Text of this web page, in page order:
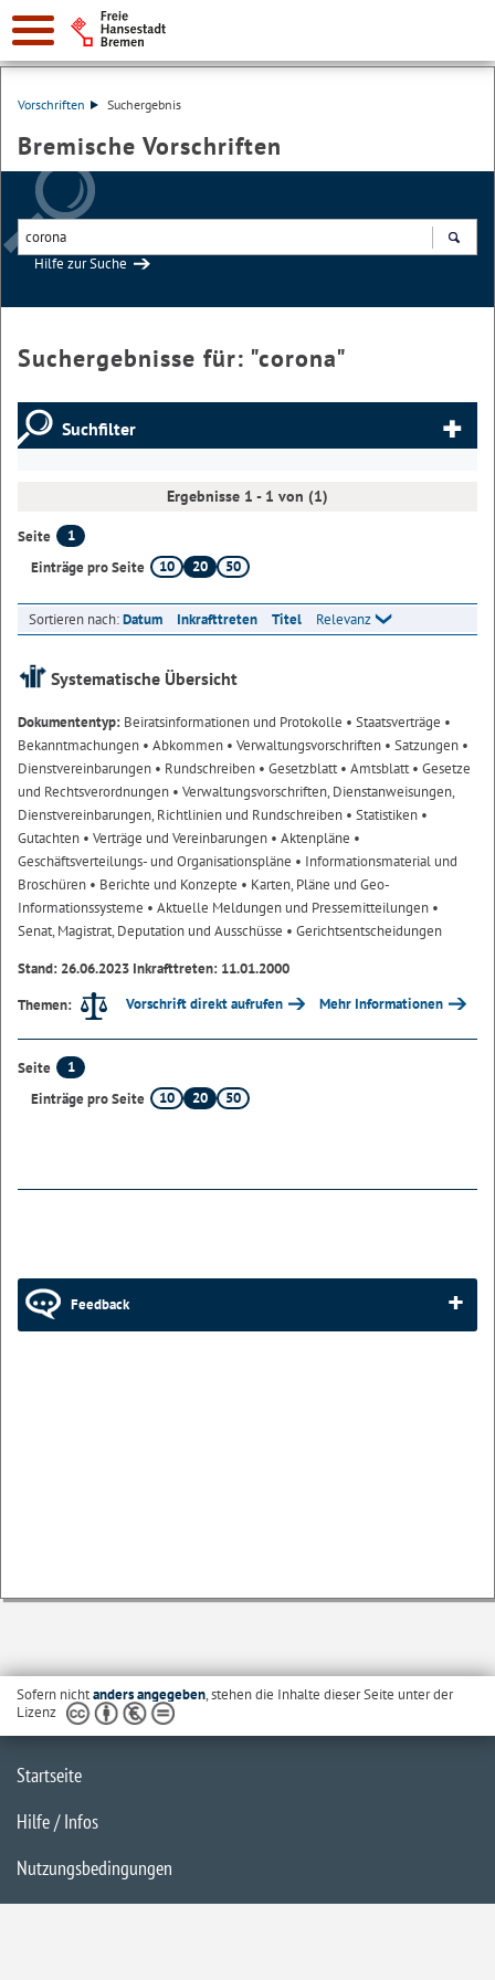
Vorschriften Suchergebnis
Bremische Vorschriften
Hilfe zur Suche
Suchergebnisse für: "corona"
Suchfilter
Ergebnisse 1 - 1 von (1)
Seite
1
Einträge pro Seite
10 20 50
Sortieren nach:Datum Inkrafttreten Titel Relevanz
Systematische Übersicht
Dokumententyp: Beiratsinformationen und Protokolle • Staatsverträge •
Bekanntmachungen • Abkommen • Verwaltungsvorschriften • Satzungen •
Dienstvereinbarungen • Rundschreiben • Gesetzblatt• Amtsblatt• Gesetze
und Rechtsverordnungen • Verwaltungsvorschriften, Dienstanweisungen,
Dienstvereinbarungen, Richtlinien und Rundschreiben • Statistiken •
Gutachten • Verträge und Vereinbarungen • Aktenpläne •
Geschäftsverteilungs- und Organisationspläne • Informationsmaterial und
Broschüren • Berichte und Konzepte • Karten, Pläne und Geo-
Informationssysteme • Aktuelle Meldungen und Pressemitteilungen •
Senat, Magistrat, Deputation und Ausschüsse • Gerichtsentscheidungen
Stand: 26.06.2023 Inkrafttreten: 11.01.2000
Themen:
Vorschrift direkt aufrufen Mehr Informationen
Seite
1
Einträge pro Seite
10 20 50
Feedback
Sofern nichtanders angegeben, stehen die Inhalte dieser Seite unter der
Lizenz
Startseite
Hilfe / Infos
Nutzungsbedingungen